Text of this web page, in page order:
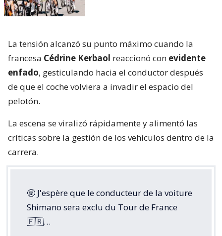
La tensión alcanzó su punto máximo cuando la
francesa Cédrine Kerbaol reaccionó con evidente
enfado, gesticulando hacia el conductor después
de que el coche volviera a invadir el espacio del
pelotón.
La escena se viralizó rápidamente y alimentó las
críticas sobre la gestión de los vehículos dentro de la
carrera.
🤬 J'espère que le conducteur de la voiture
Shimano sera exclu du Tour de France
🇫🇷…